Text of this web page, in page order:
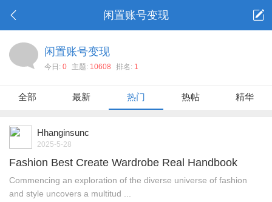
闲置账号变现
闲置账号变现
今日: 0 主题: 10608 排名: 1
全部 最新 热门 热帖 精华
Hhanginsunc
2025-5-28
Fashion Best Create Wardrobe Real Handbook
Commencing an exploration of the diverse universe of fashion
and style uncovers a multitud ...